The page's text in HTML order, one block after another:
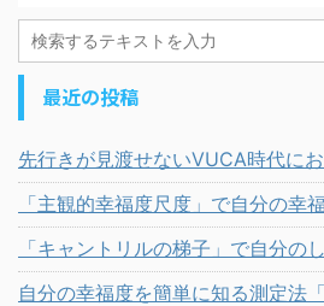
最近の投稿
先行きが見渡せないVUCA時代に
「主観的幸福度尺度」で自分の幸
「キャントリルの梯子」で自分の
自分の幸福度を簡単に知る測定法